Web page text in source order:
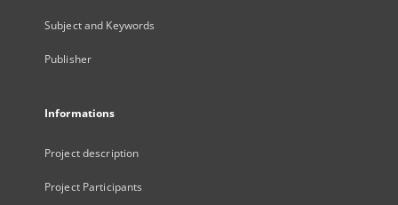
Subject and Keywords
Publisher
Informations
Project description
Project Participants